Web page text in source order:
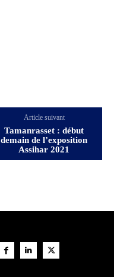
Article suivant
Tamanrasset : début
demain de l’exposition
Assihar 2021